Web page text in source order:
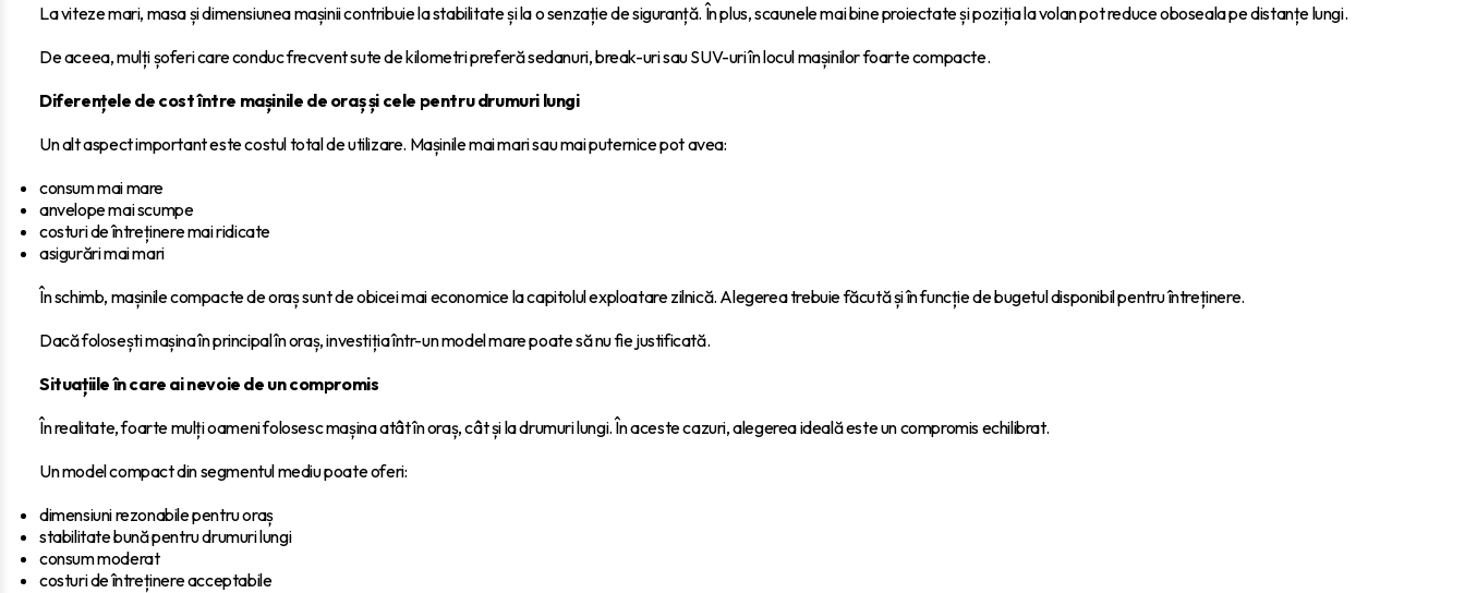
La viteze mari, masa și dimensiunea mașinii contribuie la stabilitate și la o senzație de siguranță. În plus, scaunele mai bine proiectate și poziția la volan pot reduce oboseala pe distanțe lungi.
De aceea, mulți șoferi care conduc frecvent sute de kilometri preferă sedanuri, break-uri sau SUV-uri în locul mașinilor foarte compacte.
Diferențele de cost între mașinile de oraș și cele pentru drumuri lungi
Un alt aspect important este costul total de utilizare. Mașinile mai mari sau mai puternice pot avea:
consum mai mare
anvelope mai scumpe
costuri de întreținere mai ridicate
asigurări mai mari
În schimb, mașinile compacte de oraș sunt de obicei mai economice la capitolul exploatare zilnică. Alegerea trebuie făcută și în funcție de bugetul disponibil pentru întreținere.
Dacă folosești mașina în principal în oraș, investiția într-un model mare poate să nu fie justificată.
Situațiile în care ai nevoie de un compromis
În realitate, foarte mulți oameni folosesc mașina atât în oraș, cât și la drumuri lungi. În aceste cazuri, alegerea ideală este un compromis echilibrat.
Un model compact din segmentul mediu poate oferi:
dimensiuni rezonabile pentru oraș
stabilitate bună pentru drumuri lungi
consum moderat
costuri de întreținere acceptabile